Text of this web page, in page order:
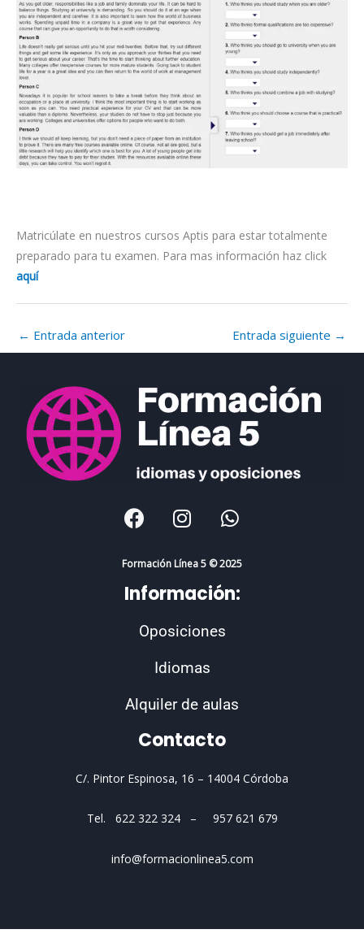
Matricúlate en nuestros cursos Aptis para estar totalmente
preparado para tu examen. Para mas información haz click
aquí
← Entrada anterior Entrada siguiente →
F
a
e
b
o
o
I
n
t
a
g
r
m
W
h
t
s
a
Formación Línea 5 © 2025
Información:
Oposiciones
Idiomas
Alquiler de aulas
Contacto
C/. Pintor Espinosa, 16 – 14004 Córdoba
Tel. 622 322 324 – 957 621 679
info@formacionlinea5.com